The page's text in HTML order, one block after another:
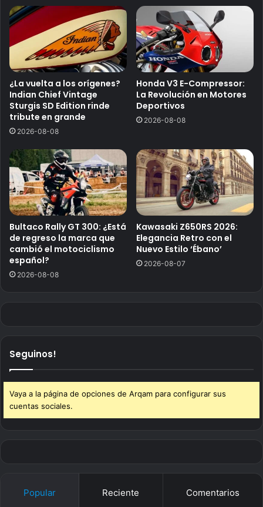
¿La vuelta a los orígenes?
Indian Chief Vintage
Sturgis SD Edition rinde
tribute en grande
2026-08-08
Honda V3 E-Compressor:
La Revolución en Motores
Deportivos
2026-08-08
Bultaco Rally GT 300: ¿Está
de regreso la marca que
cambió el motociclismo
español?
2026-08-08
Kawasaki Z650RS 2026:
Elegancia Retro con el
Nuevo Estilo ‘Ébano’
2026-08-07
Seguinos!
Vaya a la página de opciones de Arqam para configurar sus
cuentas sociales.
Popular Reciente Comentarios